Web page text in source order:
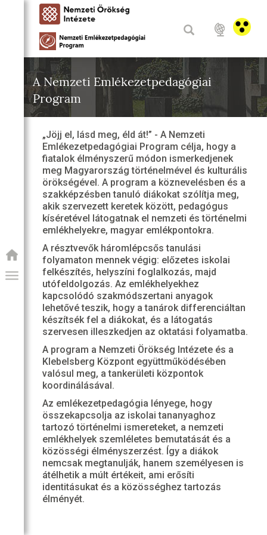
PROGRAM
A Nemzeti Emlékezetpedagógiai
Program
„Jöjj el, lásd meg, éld át!” - A Nemzeti
Emlékezetpedagógiai Program célja, hogy a
fiatalok élményszerű módon ismerkedjenek
meg Magyarország történelmével és kulturális
örökségével. A program a köznevelésben és a
szakképzésben tanuló diákokat szólítja meg,
akik szervezett keretek között, pedagógus
kíséretével látogatnak el nemzeti és történelmi
emlékhelyekre, magyar emlékpontokra.
A résztvevők háromlépcsős tanulási
folyamaton mennek végig: előzetes iskolai
felkészítés, helyszíni foglalkozás, majd
utófeldolgozás. Az emlékhelyekhez
kapcsolódó szakmódszertani anyagok
lehetővé teszik, hogy a tanárok differenciáltan
készítsék fel a diákokat, és a látogatás
szervesen illeszkedjen az oktatási folyamatba.
A program a Nemzeti Örökség Intézete és a
Klebelsberg Központ együttműködésében
valósul meg, a tankerületi központok
koordinálásával.
Az emlékezetpedagógia lényege, hogy
összekapcsolja az iskolai tananyaghoz
tartozó történelmi ismereteket, a nemzeti
emlékhelyek szemléletes bemutatását és a
közösségi élményszerzést. Így a diákok
nemcsak megtanulják, hanem személyesen is
átélhetik a múlt értékeit, ami erősíti
identitásukat és a közösséghez tartozás
élményét.